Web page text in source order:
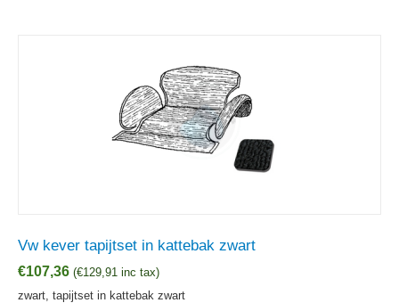
Vw kever tapijtset in kattebak zwart
€107,36 (€129,91 inc tax)
zwart, tapijtset in kattebak zwart